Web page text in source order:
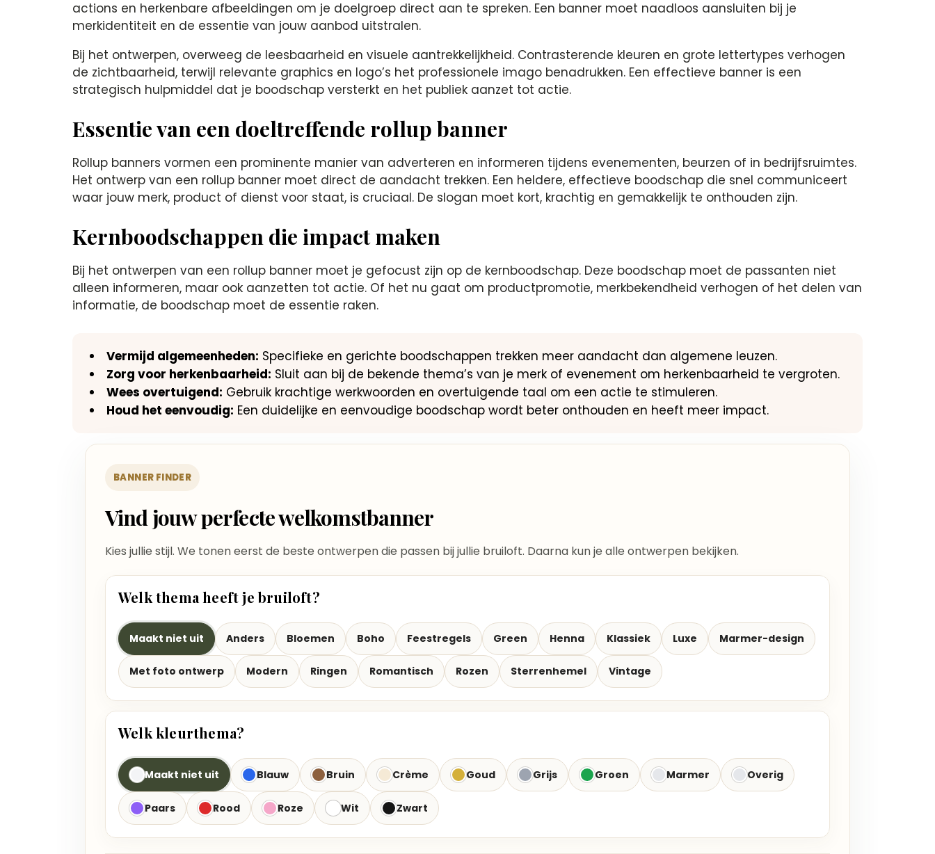
actions en herkenbare afbeeldingen om je doelgroep direct aan te spreken. Een banner moet naadloos aansluiten bij je
merkidentiteit en de essentie van jouw aanbod uitstralen.
Bij het ontwerpen, overweeg de leesbaarheid en visuele aantrekkelijkheid. Contrasterende kleuren en grote lettertypes verhogen
de zichtbaarheid, terwijl relevante graphics en logo’s het professionele imago benadrukken. Een effectieve banner is een
strategisch hulpmiddel dat je boodschap versterkt en het publiek aanzet tot actie.
Essentie van een doeltreffende rollup banner
Rollup banners vormen een prominente manier van adverteren en informeren tijdens evenementen, beurzen of in bedrijfsruimtes.
Het ontwerp van een rollup banner moet direct de aandacht trekken. Een heldere, effectieve boodschap die snel communiceert
waar jouw merk, product of dienst voor staat, is cruciaal. De slogan moet kort, krachtig en gemakkelijk te onthouden zijn.
Kernboodschappen die impact maken
Bij het ontwerpen van een rollup banner moet je gefocust zijn op de kernboodschap. Deze boodschap moet de passanten niet
alleen informeren, maar ook aanzetten tot actie. Of het nu gaat om productpromotie, merkbekendheid verhogen of het delen van
informatie, de boodschap moet de essentie raken.
Vermijd algemeenheden: Specifieke en gerichte boodschappen trekken meer aandacht dan algemene leuzen.
Zorg voor herkenbaarheid: Sluit aan bij de bekende thema’s van je merk of evenement om herkenbaarheid te vergroten.
Wees overtuigend: Gebruik krachtige werkwoorden en overtuigende taal om een actie te stimuleren.
Houd het eenvoudig: Een duidelijke en eenvoudige boodschap wordt beter onthouden en heeft meer impact.
BANNER FINDER
Vind jouw perfecte welkomstbanner
Kies jullie stijl. We tonen eerst de beste ontwerpen die passen bij jullie bruiloft. Daarna kun je alle ontwerpen bekijken.
Welk thema heeft je bruiloft?
Maakt niet uit Anders Bloemen Boho Feestregels Green Henna Klassiek Luxe Marmer-design
Met foto ontwerp Modern Ringen Romantisch Rozen Sterrenhemel Vintage
Welk kleurthema?
Maakt niet uit Blauw Bruin Crème Goud Grijs Groen Marmer Overig
Paars Rood Roze Wit Zwart